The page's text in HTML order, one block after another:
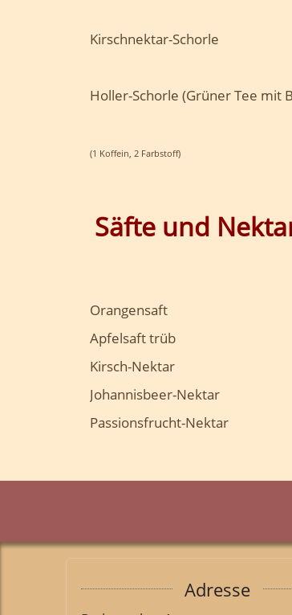
Kirschnektar-Schorle
Holler-Schorle (Grüner Tee mit
(1 Koffein, 2 Farbstoff)
Säfte und
Orangensaft
Apfelsaft trüb
Kirsch-Nektar
Johannisbeer-Nektar
Passionsfrucht-Nektar
Adresse